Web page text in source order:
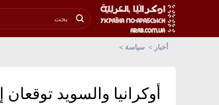
أخبار سياسة
أوكرانيا والسويد توقعان